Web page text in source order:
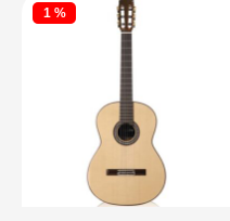
1 %